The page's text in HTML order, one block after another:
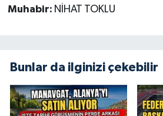
Muhabir: NİHAT TOKLU
Bunlar da ilginizi çekebilir